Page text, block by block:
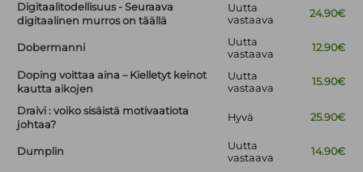
Digitaalitodellisuus - Seuraava
digitaalinen murros on täällä
Uutta
vastaava
24.90€
Dobermanni
Uutta
vastaava
12.90€
Doping voittaa aina – Kielletyt keinot
kautta aikojen
Uutta
vastaava
15.90€
Draivi : voiko sisäistä motivaatiota
johtaa?
Hyvä 25.90€
Dumplin
Uutta
vastaava
14.90€